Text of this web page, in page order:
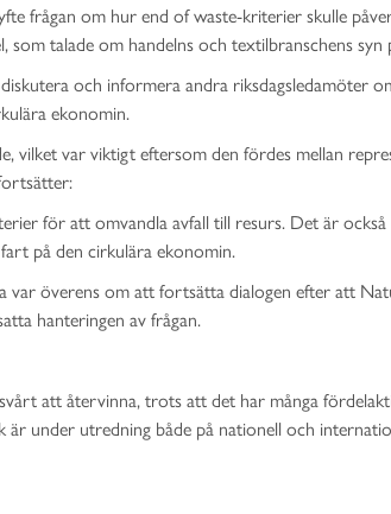
frågan om hur end of waste-kriterier skulle
talade om handelns och textilbranschens syn
och informera andra riksdagsledamöter
ekonomin.
vilket var viktigt eftersom den fördes mellan
för att omvandla avfall till resurs. Det är
på den cirkulära ekonomin.
var överens om att fortsätta dialogen efter att
hanteringen av frågan.
att återvinna, trots att det har många
under utredning både på nationell och